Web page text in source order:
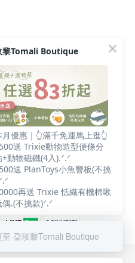
/ 13:00-17:00（國定假日除
之2號7樓（非實體店面，
黎Tomali Boutique
月優惠｜👆滿千免運馬上逛👆
送 Trixie動物造型便條分
+動物磁鐵(4入).ᐟ.ᐟ
送 PlanToys小魚響板(不挑
再送 Trixie 恬織有機棉啾
.(不挑款)ᐟ.ᐟ
至 朶玫黎Tomali Boutique